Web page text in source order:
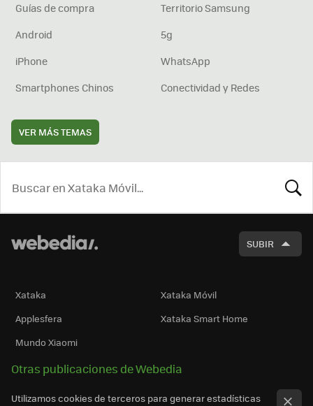
Guías de compra
Territorio Samsung
Android
5g
iPhone
WhatsApp
Smartphones Chinos
Conectividad y Redes
VER MÁS TEMAS
SUBIR
Xataka
Xataka Móvil
Applesfera
Xataka Smart Home
Mundo Xiaomi
Otras publicaciones de Webedia
Utilizamos cookies de terceros para generar estadísticas